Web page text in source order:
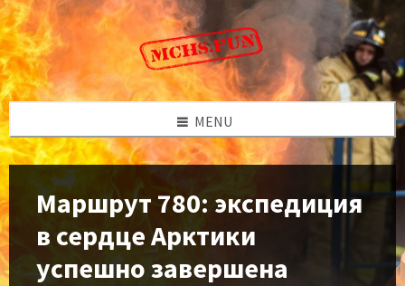
Skip
to
content
Skip
to
left
sidebar
Skip
to
footer
MENU
Маршрут 780: экспедиция
в сердце Арктики
успешно завершена